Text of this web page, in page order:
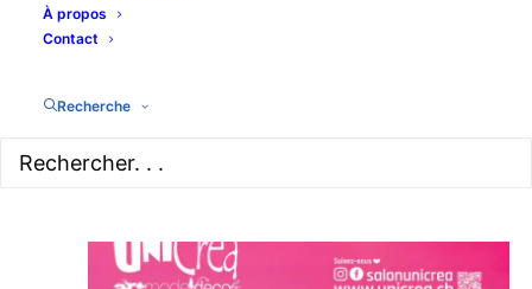
À propos
Contact
Recherche